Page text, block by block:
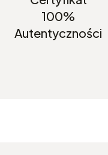
100%
Autentyczności